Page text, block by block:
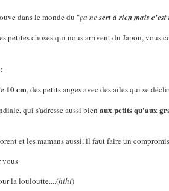
dans le monde du "ça nesert à rien mais
petites choses qui nous arrivent du Japon, vous
:
10 cm, des petits anges avec des ailes qui se
qui s'adresse aussi bien aux petits qu'aux
et les mamans aussi, il faut faire un
vous
la louloutte....(hihi)